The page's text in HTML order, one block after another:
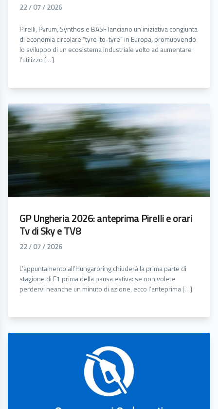
22 / 07 / 2026
Pirelli, Pyrum, Synthos e BASF lanciano un’iniziativa congiunta
di economia circolare “tyre-to-tyre” in Europa, promuovendo
lo sviluppo di un ecosistema industriale volto ad aumentare
l’utilizzo […]
GP Ungheria 2026: anteprima Pirelli e orari
Tv di Sky e TV8
22 / 07 / 2026
L’appuntamento all’Hungaroring chiuderà la prima parte di
stagione di F1 prima della pausa estiva: se non volete
perdervi neanche un minuto di azione, ecco l’anteprima […]